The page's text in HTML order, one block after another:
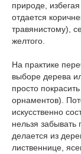
природе,
отдается
травянистому),
желтого.
На практике
выборе дерева
просто
орнаментов).
искусственно
нельзя забывать
делается из
лиственнице,